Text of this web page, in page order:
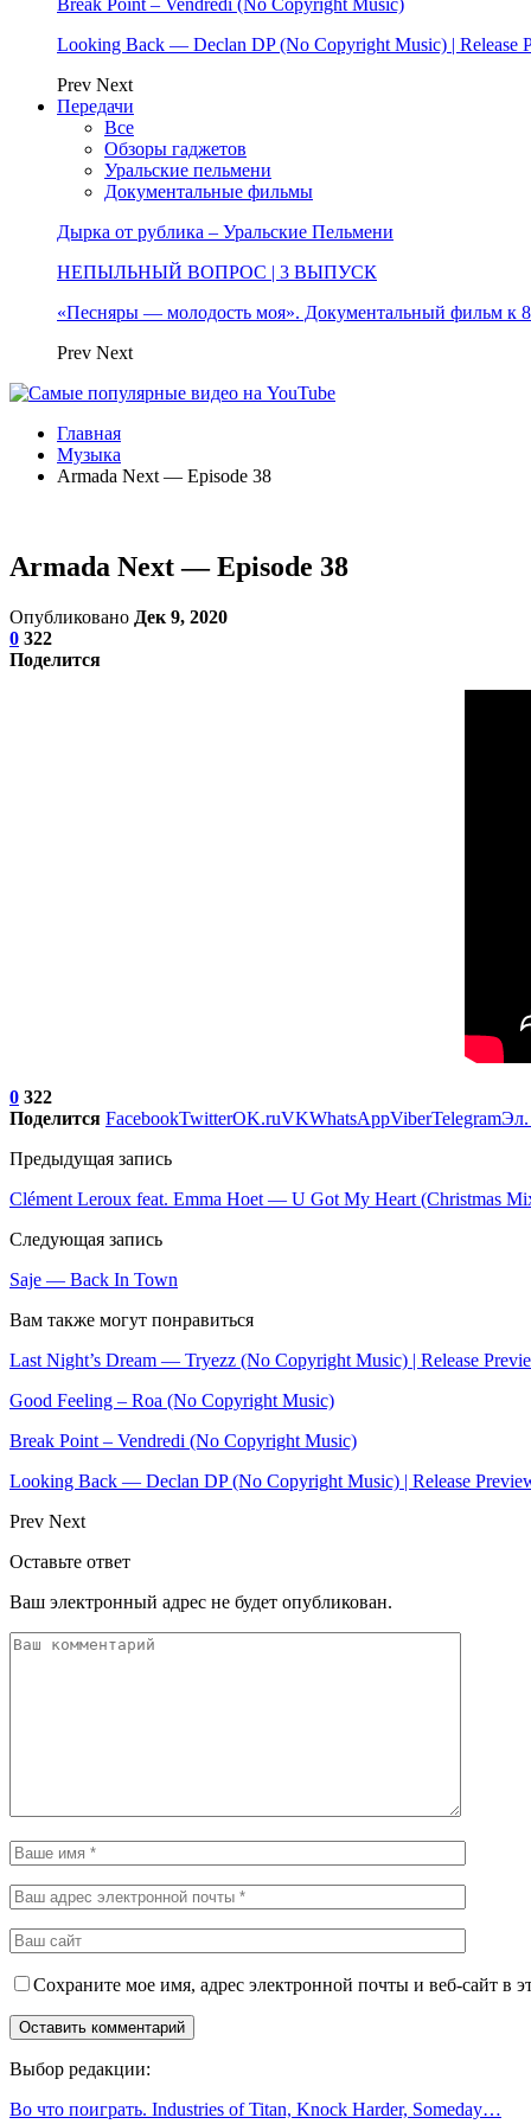
Break Point – Vendredi (No Copyright Music)
Looking Back — Declan DP (No Copyright Music) | Release
Prev Next
Передачи
Все
Обзоры гаджетов
Уральские пельмени
Документальные фильмы
Дырка от рублика – Уральские Пельмени
НЕПЫЛЬНЫЙ ВОПРОС | 3 ВЫПУСК
«Песняры — молодость моя». Документальный фильм к
Prev Next
Главная
Музыка
Armada Next — Episode 38
Armada Next — Episode 38
Опубликовано Дек 9, 2020
0 322
Поделится
0 322
Поделится FacebookTwitterOK.ruVKWhatsAppViberTelegramЭл.
Предыдущая запись
Clément Leroux feat. Emma Hoet — U Got My Heart (Christmas
Следующая запись
Saje — Back In Town
Вам также могут понравиться
Last Night’s Dream — Tryezz (No Copyright Music) | Release
Good Feeling – Roa (No Copyright Music)
Break Point – Vendredi (No Copyright Music)
Looking Back — Declan DP (No Copyright Music) | Release
Prev Next
Оставьте ответ
Ваш электронный адрес не будет опубликован.
Сохраните мое имя, адрес электронной почты и веб-сайт в
Выбор редакции:
Во что поиграть. Industries of Titan, Knock Harder, Someday…